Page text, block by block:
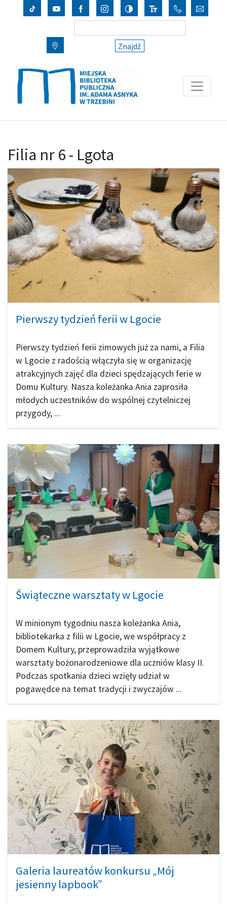
Znajdź
Filia nr 6 - Lgota
Pierwszy tydzień ferii w Lgocie
Pierwszy tydzień ferii zimowych już za nami, a Filia
w Lgocie z radością włączyła się w organizację
atrakcyjnych zajęć dla dzieci spędzających ferie w
Domu Kultury. Nasza koleżanka Ania zaprosiła
młodych uczestników do wspólnej czytelniczej
przygody, ...
Świąteczne warsztaty w Lgocie
W minionym tygodniu nasza koleżanka Ania,
bibliotekarka z filii w Lgocie, we współpracy z
Domem Kultury, przeprowadziła wyjątkowe
warsztaty bożonarodzeniowe dla uczniów klasy II.
Podczas spotkania dzieci wzięły udział w
pogawędce na temat tradycji i zwyczajów ...
Galeria laureatów konkursu „Mój
jesienny lapbook”